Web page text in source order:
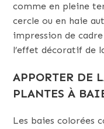
comme en pleine
cercle ou en haie
impression de
l’effet décoratif de
APPORTER DE
PLANTES À
Les baies colorées